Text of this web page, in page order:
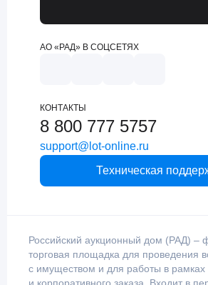
АО «РАД» В СОЦСЕТЯХ
КОНТАКТЫ
8 800 777 5757
support@lot-online.ru
Техническая
Российский аукционный дом (РАД) –
торговая площадка для проведения
с имуществом и для работы в рамках